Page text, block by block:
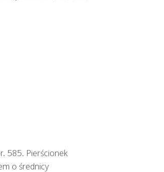
585. Pierścionek
o średnicy